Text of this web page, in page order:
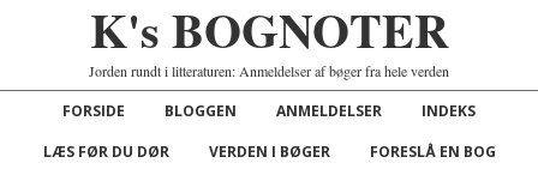
K's BOGNOTER
Jorden rundt i litteraturen: Anmeldelser af bøger fra hele verden
FORSIDE BLOGGEN ANMELDELSER
INDEKS
LÆS FØR DU DØR
VERDEN I BØGER
FORESLÅ EN BOG